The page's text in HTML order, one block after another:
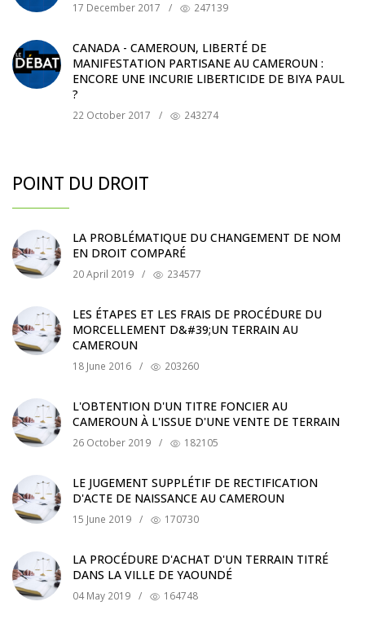
17 December 2017 / 247139
CANADA - CAMEROUN, LIBERTÉ DE
MANIFESTATION PARTISANE AU CAMEROUN :
ENCORE UNE INCURIE LIBERTICIDE DE BIYA PAUL
?
22 October 2017 / 243274
POINT DU DROIT
LA PROBLÉMATIQUE DU CHANGEMENT DE NOM
EN DROIT COMPARÉ
20 April 2019 / 234577
LES ÉTAPES ET LES FRAIS DE PROCÉDURE DU
MORCELLEMENT D&#39;UN TERRAIN AU
CAMEROUN
18 June 2016 / 203260
L'OBTENTION D'UN TITRE FONCIER AU
CAMEROUN À L'ISSUE D'UNE VENTE DE TERRAIN
26 October 2019 / 182105
LE JUGEMENT SUPPLÉTIF DE RECTIFICATION
D'ACTE DE NAISSANCE AU CAMEROUN
15 June 2019 / 170730
LA PROCÉDURE D'ACHAT D'UN TERRAIN TITRÉ
DANS LA VILLE DE YAOUNDÉ
04 May 2019 / 164748